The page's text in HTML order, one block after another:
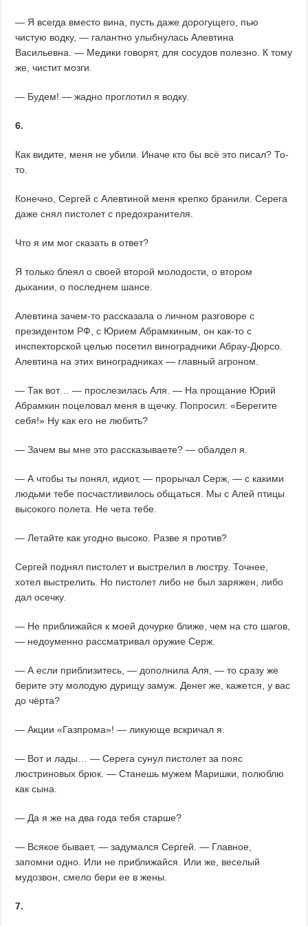
— Я всегда вместо вина, пусть даже дорогущего, пью
чистую водку, — галантно улыбнулась Алевтина
Васильевна. — Медики говорят, для сосудов полезно. К тому
же, чистит мозги.
— Будем! — жадно проглотил я водку.
6.
Как видите, меня не убили. Иначе кто бы всё это писал? То-
то.
Конечно, Сергей с Алевтиной меня крепко бранили. Серега
даже снял пистолет с предохранителя.
Что я им мог сказать в ответ?
Я только блеял о своей второй молодости, о втором
дыхании, о последнем шансе.
Алевтина зачем-то рассказала о личном разговоре с
президентом РФ, с Юрием Абрамкиным, он как-то с
инспекторской целью посетил виноградники Абрау-Дюрсо.
Алевтина на этих виноградниках — главный агроном.
— Так вот… — прослезилась Аля. — На прощание Юрий
Абрамкин поцеловал меня в щечку. Попросил: «Берегите
себя!» Ну как его не любить?
— Зачем вы мне это рассказываете? — обалдел я.
— А чтобы ты понял, идиот, — прорычал Серж, — с какими
людьми тебе посчастливилось общаться. Мы с Алей птицы
высокого полета. Не чета тебе.
— Летайте как угодно высоко. Разве я против?
Сергей поднял пистолет и выстрелил в люстру. Точнее,
хотел выстрелить. Но пистолет либо не был заряжен, либо
дал осечку.
— Не приближайся к моей дочурке ближе, чем на сто шагов,
— недоуменно рассматривал оружие Серж.
— А если приблизитесь, — дополнила Аля, — то сразу же
берите эту молодую дурищу замуж. Денег же, кажется, у вас
до чёрта?
— Акции «Газпрома»! — ликующе вскричал я.
— Вот и лады… — Серега сунул пистолет за пояс
люстриновых брюк. — Станешь мужем Маришки, полюблю
как сына.
— Да я же на два года тебя старше?
— Всякое бывает, — задумался Сергей. — Главное,
запомни одно. Или не приближайся. Или же, веселый
мудозвон, смело бери ее в жены.
7.